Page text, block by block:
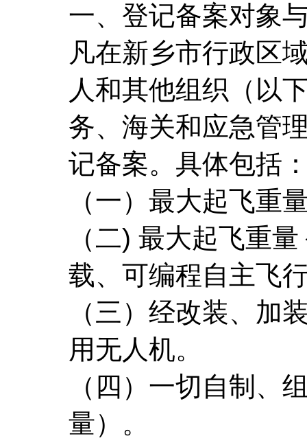
一、登记备案对象
凡在新乡市行政区
人和其他组织（以
务、海关和应急管
记备案。具体包括
（一）最大起飞重
（二) 最大起飞重
载、可编程自主飞
（三）经改装、加
用无人机。
（四）一切自制、
量）。